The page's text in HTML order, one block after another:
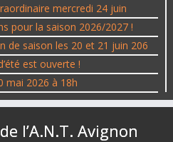
mercredi 24 juin
pour la saison 2026/2027 !
de saison les 20 et 21 juin 206
est ouverte !
mai 2026 à 18h
l’A.N.T. Avignon